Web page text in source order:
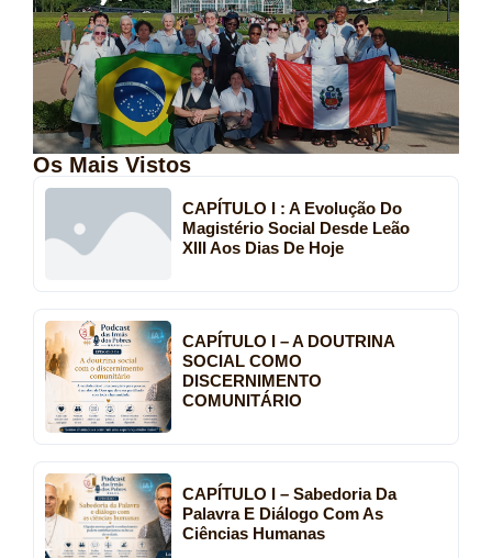
Os Mais Vistos
CAPÍTULO I : A Evolução Do
Magistério Social Desde Leão
XIII Aos Dias De Hoje
CAPÍTULO I – A DOUTRINA
SOCIAL COMO
DISCERNIMENTO
COMUNITÁRIO
CAPÍTULO I – Sabedoria Da
Palavra E Diálogo Com As
Ciências Humanas